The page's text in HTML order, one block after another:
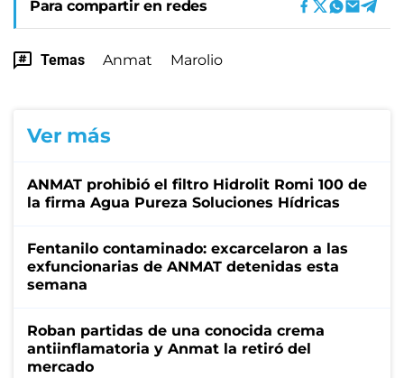
Para compartir en redes
Temas Anmat Marolio
Ver más
ANMAT prohibió el filtro Hidrolit Romi 100 de
la firma Agua Pureza Soluciones Hídricas
Fentanilo contaminado: excarcelaron a las
exfuncionarias de ANMAT detenidas esta
semana
Roban partidas de una conocida crema
antiinflamatoria y Anmat la retiró del
mercado